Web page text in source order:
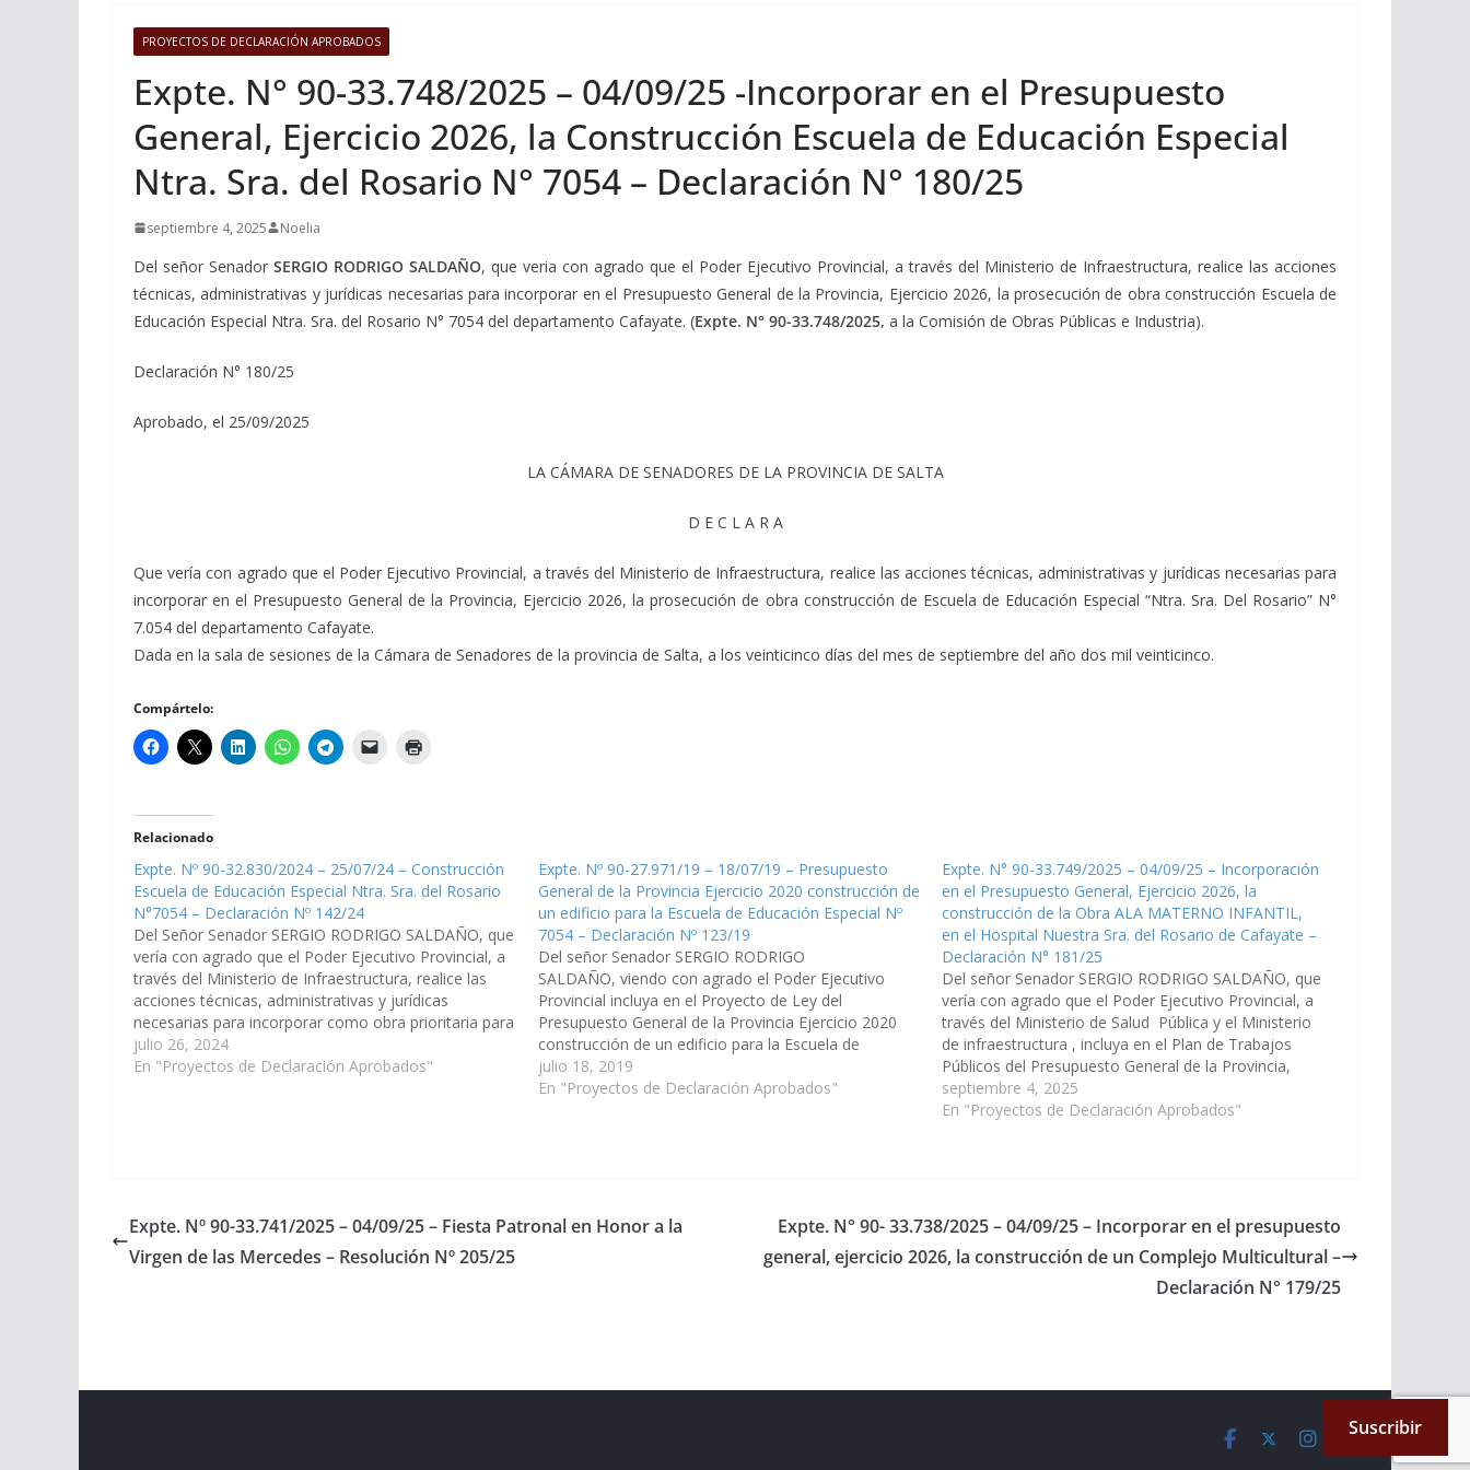
PROYECTOS DE DECLARACIÓN APROBADOS
Expte. N° 90-33.748/2025 – 04/09/25 -Incorporar en el Presupuesto
General, Ejercicio 2026, la Construcción Escuela de Educación Especial
Ntra. Sra. del Rosario N° 7054 – Declaración N° 180/25
septiembre 4, 2025 Noelia
Del señor Senador SERGIO RODRIGO SALDAÑO, que veria con agrado que el Poder Ejecutivo Provincial, a través del Ministerio de Infraestructura, realice las acciones
técnicas, administrativas y jurídicas necesarias para incorporar en el Presupuesto General de la Provincia, Ejercicio 2026, la prosecución de obra construcción Escuela de
Educación Especial Ntra. Sra. del Rosario N° 7054 del departamento Cafayate. (Expte. N° 90-33.748/2025, a la Comisión de Obras Públicas e Industria).
Declaración N° 180/25
Aprobado, el 25/09/2025
LA CÁMARA DE SENADORES DE LA PROVINCIA DE SALTA
D E C L A R A
Que vería con agrado que el Poder Ejecutivo Provincial, a través del Ministerio de Infraestructura, realice las acciones técnicas, administrativas y jurídicas necesarias para
incorporar en el Presupuesto General de la Provincia, Ejercicio 2026, la prosecución de obra construcción de Escuela de Educación Especial “Ntra. Sra. Del Rosario” N°
7.054 del departamento Cafayate.
Dada en la sala de sesiones de la Cámara de Senadores de la provincia de Salta, a los veinticinco días del mes de septiembre del año dos mil veinticinco.
Compártelo:
Relacionado
Expte. Nº 90-32.830/2024 – 25/07/24 – Construcción
Escuela de Educación Especial Ntra. Sra. del Rosario
N°7054 – Declaración Nº 142/24
Del Señor Senador SERGIO RODRIGO SALDAÑO, que
vería con agrado que el Poder Ejecutivo Provincial, a
través del Ministerio de Infraestructura, realice las
acciones técnicas, administrativas y jurídicas
necesarias para incorporar como obra prioritaria para
el año en curso, la Prosecución de obra Construcción
Escuela de Educación Especial Ntra. Sra.…
julio 26, 2024
En "Proyectos de Declaración Aprobados"
Expte. Nº 90-27.971/19 – 18/07/19 – Presupuesto
General de la Provincia Ejercicio 2020 construcción de
un edificio para la Escuela de Educación Especial Nº
7054 – Declaración Nº 123/19
Del señor Senador SERGIO RODRIGO
SALDAÑO, viendo con agrado el Poder Ejecutivo
Provincial incluya en el Proyecto de Ley del
Presupuesto General de la Provincia Ejercicio 2020
construcción de un edificio para la Escuela de
Educación Especial Nº 7054 -Cafayate. (Expte. Nº 90-
27.971/19 - A Comisión de Obras Públicas e
julio 18, 2019
En "Proyectos de Declaración Aprobados"
Expte. N° 90-33.749/2025 – 04/09/25 – Incorporación
en el Presupuesto General, Ejercicio 2026, la
construcción de la Obra ALA MATERNO INFANTIL,
en el Hospital Nuestra Sra. del Rosario de Cafayate –
Declaración N° 181/25
Del señor Senador SERGIO RODRIGO SALDAÑO, que
vería con agrado que el Poder Ejecutivo Provincial, a
través del Ministerio de Salud Pública y el Ministerio
de infraestructura , incluya en el Plan de Trabajos
Públicos del Presupuesto General de la Provincia,
Ejercicio 2026, la obra de construcción del ALA
MATERNO…
septiembre 4, 2025
En "Proyectos de Declaración Aprobados"
Expte. Nº 90-33.741/2025 – 04/09/25 – Fiesta Patronal en Honor a la
Virgen de las Mercedes – Resolución Nº 205/25
Expte. N° 90- 33.738/2025 – 04/09/25 – Incorporar en el presupuesto
general, ejercicio 2026, la construcción de un Complejo Multicultural –
Declaración N° 179/25
Suscribir